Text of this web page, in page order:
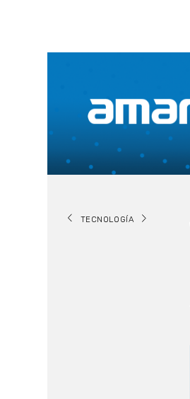
TECNOLOGÍA